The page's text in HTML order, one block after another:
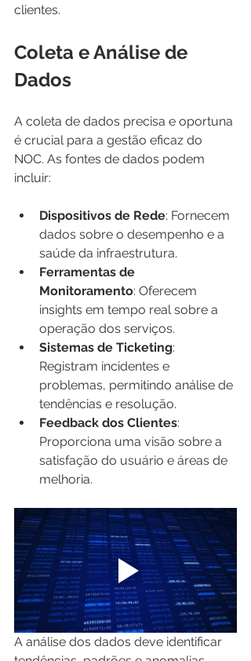
clientes.
Coleta e Análise de
Dados
A coleta de dados precisa e oportuna
é crucial para a gestão eficaz do
NOC. As fontes de dados podem
incluir:
Dispositivos de Rede: Fornecem
dados sobre o desempenho e a
saúde da infraestrutura.
Ferramentas de
Monitoramento: Oferecem
insights em tempo real sobre a
operação dos serviços.
Sistemas de Ticketing:
Registram incidentes e
problemas, permitindo análise de
tendências e resolução.
Feedback dos Clientes:
Proporciona uma visão sobre a
satisfação do usuário e áreas de
melhoria.
A análise dos dados deve identificar